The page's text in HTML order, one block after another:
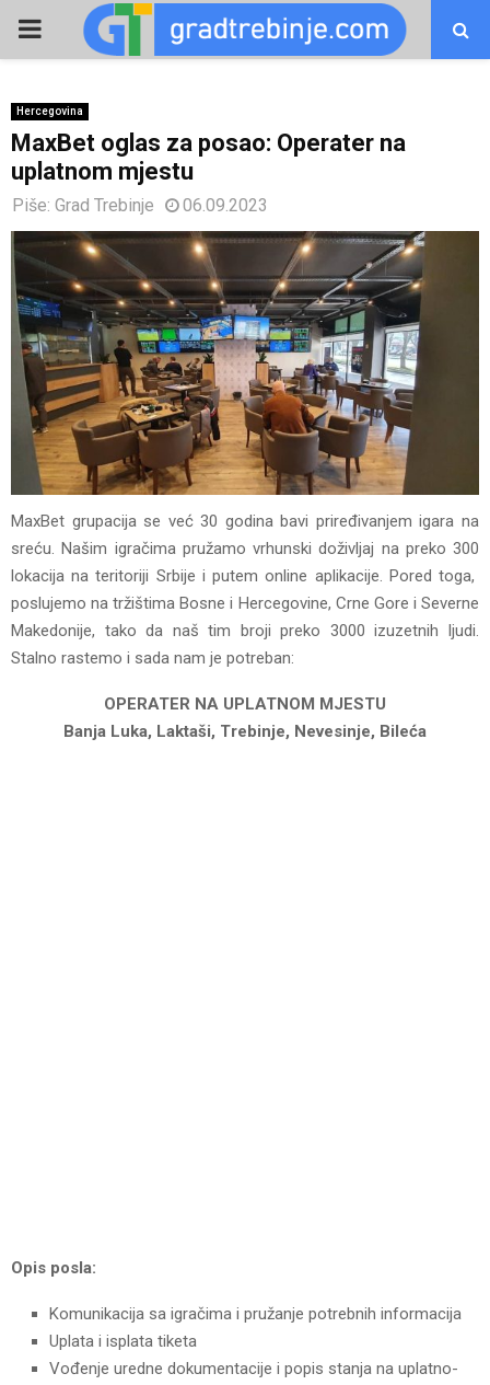
PRIMARY
Hercegovina
MaxBet oglas za posao: Operater na
uplatnom mjestu
Piše: Grad Trebinje 06.09.2023
MaxBet grupacija se već 30 godina bavi priređivanjem igara na
sreću. Našim igračima pružamo vrhunski doživljaj na preko 300
lokacija na teritoriji Srbije i putem online aplikacije. Pored toga,
poslujemo na tržištima Bosne i Hercegovine, Crne Gore i Severne
Makedonije, tako da naš tim broji preko 3000 izuzetnih ljudi.
Stalno rastemo i sada nam je potreban:
OPERATER NA UPLATNOM MJESTU
Banja Luka, Laktaši, Trebinje, Nevesinje, Bileća
Opis posla:
Komunikacija sa igračima i pružanje potrebnih informacija
Uplata i isplata tiketa
Vođenje uredne dokumentacije i popis stanja na uplatno-